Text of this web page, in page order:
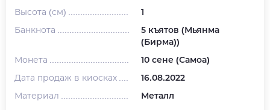
Высота (см)
1
Банкнота
5 къятов (Мьянма
(Бирма))
Монета
10 сене (Самоа)
Дата продаж в киосках
16.08.2022
Материал
Металл